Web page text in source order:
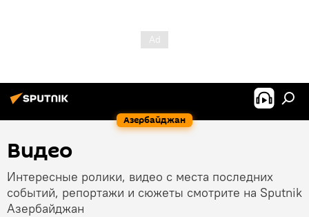
Азербайджан
Видео
Интересные ролики, видео с места последних
событий, репортажи и сюжеты смотрите на Sputnik
Азербайджан